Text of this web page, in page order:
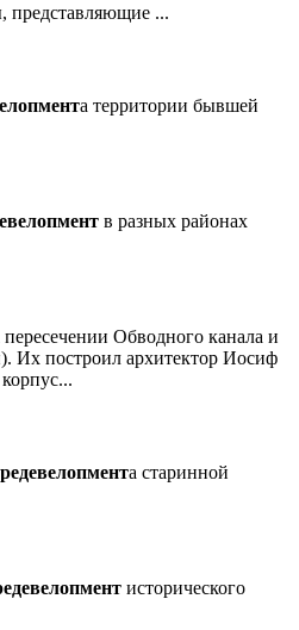
представляющие ...
а территории бывшей
в разных районах
Обводного канала и
Их построил архитектор Иосиф
редевелопмента старинной
исторического